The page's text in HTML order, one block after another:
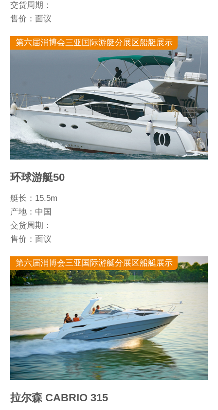
交货周期：
售价：面议
第六届消博会三亚国际游艇分展区船艇展示
环球游艇50
艇长：15.5m
产地：中国
交货周期：
售价：面议
第六届消博会三亚国际游艇分展区船艇展示
拉尔森 CABRIO 315